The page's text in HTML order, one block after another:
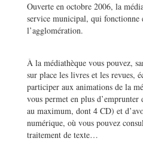
Ouverte en octobre 2006, la
service municipal, qui fonctionne
l’agglomération.
À la médiathèque vous pouvez,
sur place les livres et les revues,
participer aux animations de la
vous permet en plus d’emprunter
au maximum, dont 4 CD) et
numérique, où vous pouvez
traitement de texte…